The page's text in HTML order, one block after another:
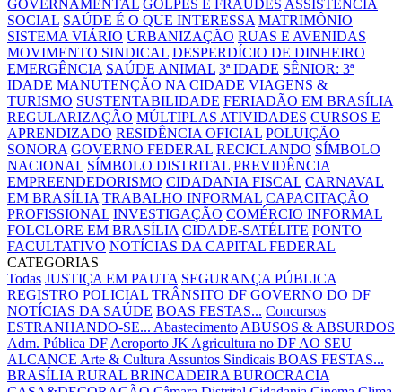
GOVERNAMENTAL GOLPES E FRAUDES ASSISTÊNCIA
SOCIAL SAÚDE É O QUE INTERESSA MATRIMÔNIO
SISTEMA VIÁRIO URBANIZAÇÃO RUAS E AVENIDAS
MOVIMENTO SINDICAL DESPERDÍCIO DE DINHEIRO
EMERGÊNCIA SAÚDE ANIMAL 3ª IDADE SÊNIOR: 3ª
IDADE MANUTENÇÃO NA CIDADE VIAGENS &
TURISMO SUSTENTABILIDADE FERIADÃO EM BRASÍLIA
REGULARIZAÇÃO MÚLTIPLAS ATIVIDADES CURSOS E
APRENDIZADO RESIDÊNCIA OFICIAL POLUIÇÃO
SONORA GOVERNO FEDERAL RECICLANDO SÍMBOLO
NACIONAL SÍMBOLO DISTRITAL PREVIDÊNCIA
EMPREENDEDORISMO CIDADANIA FISCAL CARNAVAL
EM BRASÍLIA TRABALHO INFORMAL CAPACITAÇÃO
PROFISSIONAL INVESTIGAÇÃO COMÉRCIO INFORMAL
FOLCLORE EM BRASÍLIA CIDADE-SATÉLITE PONTO
FACULTATIVO NOTÍCIAS DA CAPITAL FEDERAL
CATEGORIAS
Todas JUSTIÇA EM PAUTA SEGURANÇA PÚBLICA
REGISTRO POLICIAL TRÂNSITO DF GOVERNO DO DF
NOTÍCIAS DA SAÚDE BOAS FESTAS... Concursos
ESTRANHANDO-SE... AbastecimentoABUSOS & ABSURDOS
Adm. Pública DFAeroporto JKAgricultura no DFAO SEU
ALCANCE Arte & CulturaAssuntos Sindicais BOAS FESTAS...
BRASÍLIA RURAL BRINCADEIRABUROCRACIA